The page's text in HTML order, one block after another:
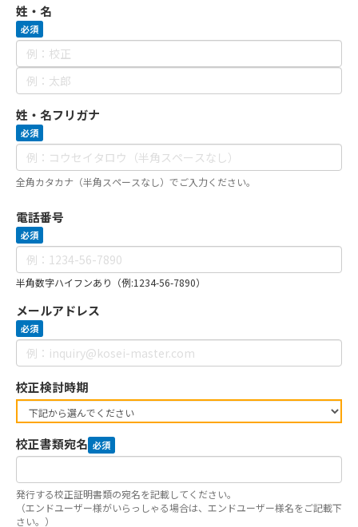
姓・名
必須
姓・名フリガナ
必須
全角カタカナ（半角スペースなし）でご入力ください。
電話番号
必須
半角数字ハイフンあり（例:1234-56-7890）
メールアドレス
必須
校正検討時期
校正書類宛名 必須
発行する校正証明書類の宛名を記載してください。
（エンドユーザー様がいらっしゃる場合は、エンドユーザー様名をご記載下
さい。）